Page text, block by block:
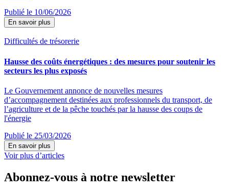
Publié le 10/06/2026
En savoir plus
Difficultés de trésorerie
Hausse des coûts énergétiques : des mesures pour soutenir les
secteurs les plus exposés
Le Gouvernement annonce de nouvelles mesures
d’accompagnement destinées aux professionnels du transport, de
l’agriculture et de la pêche touchés par la hausse des coups de
l'énergie
Publié le 25/03/2026
En savoir plus
Voir plus d’articles
Abonnez-vous à notre newsletter